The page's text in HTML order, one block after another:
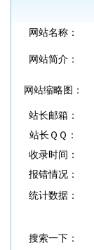
网站名称：
网站简介：
网站缩略图：
站长邮箱：
站长ＱＱ：
收录时间：
报错情况：
统计数据：
搜索一下：